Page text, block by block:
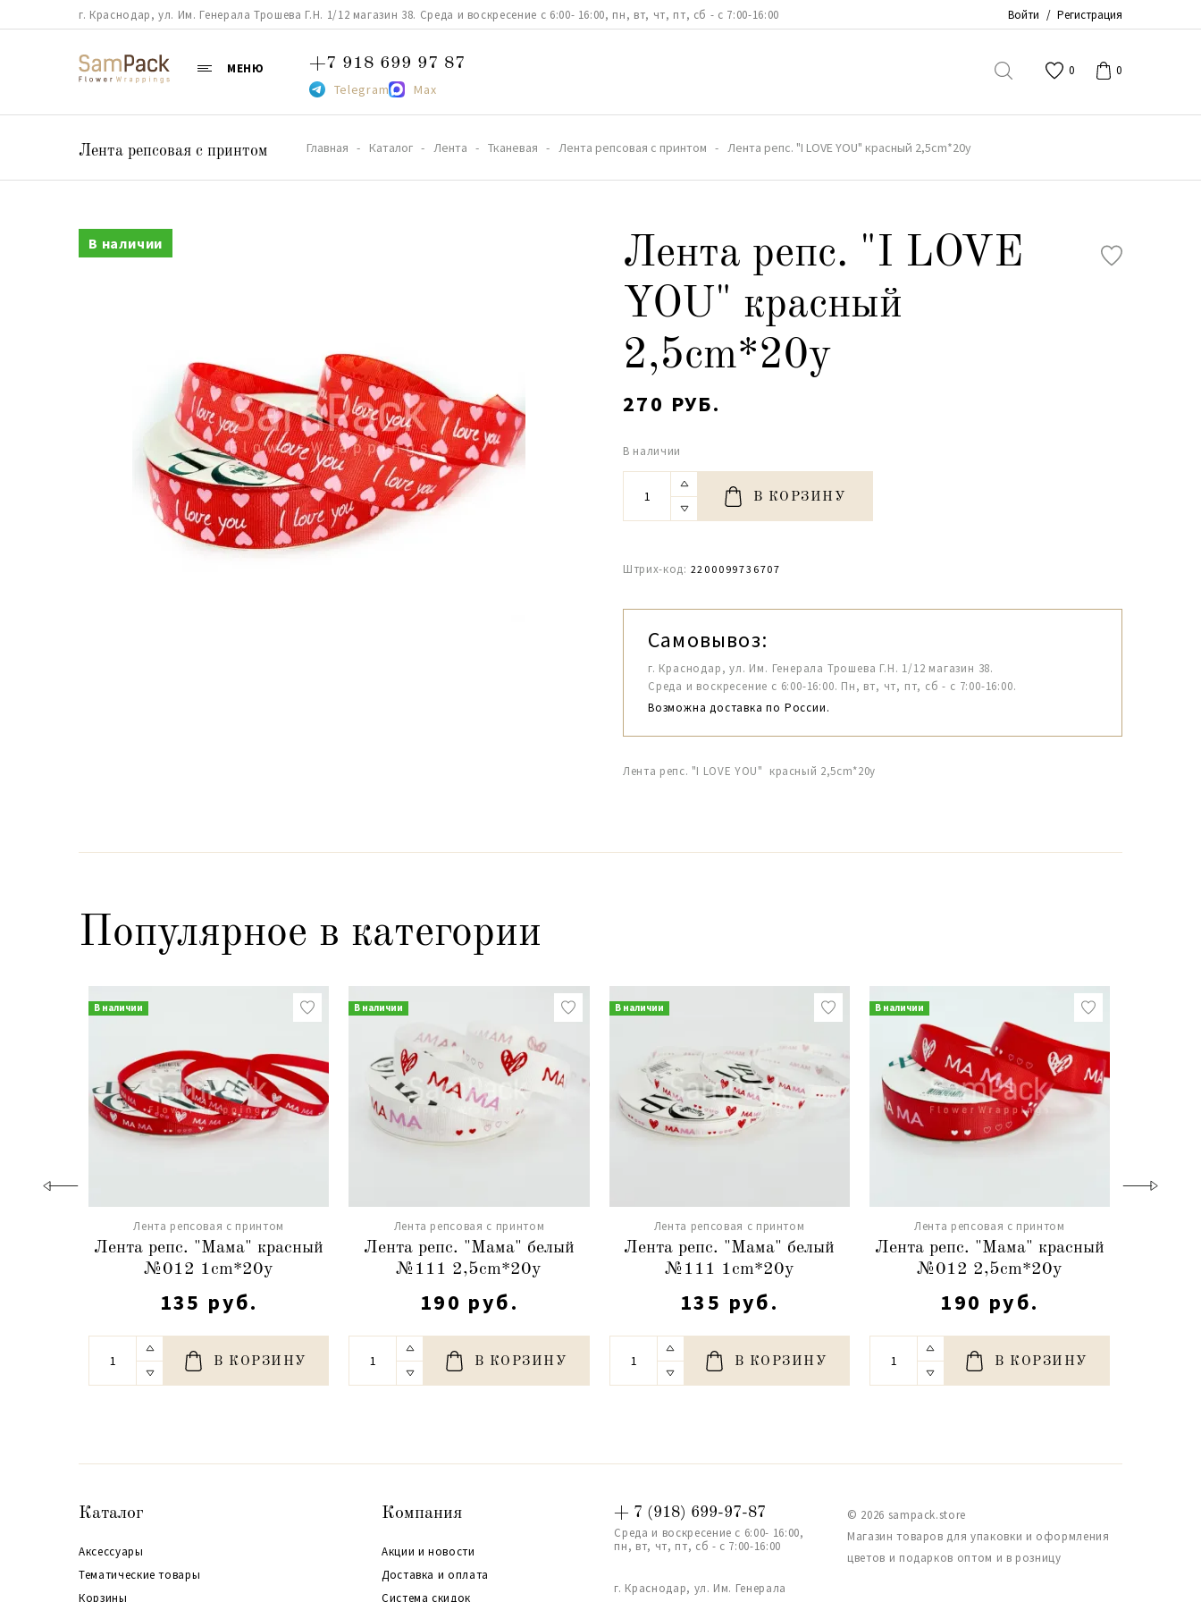
г. Краснодар, ул. Им. Генерала Трошева Г.Н. 1/12 магазин 38. Среда и воскресение с 6:00- 16:00, пн, вт, чт, пт, сб - с 7:00-16:00 Войти / Регистрация
МЕНЮ +7 918 699 97 87
Telegram Max
0 0
Лента репсовая с принтом Главная Каталог Лента Тканевая Лента репсовая с принтом Лента репс. "I LOVE YOU" красный 2,5cm*20y
В наличии
Лента репс. "I LOVE
YOU" красный
2,5cm*20y
270 РУБ.
В наличии
В КОРЗИНУ
Штрих-код: 2200099736707
Самовывоз:
г. Краснодар, ул. Им. Генерала Трошева Г.Н. 1/12 магазин 38.
Среда и воскресение с 6:00-16:00. Пн, вт, чт, пт, сб - с 7:00-16:00.
Возможна доставка по России.
Лента репс. "I LOVE YOU" красный 2,5cm*20y
Популярное в категории
В наличии
Лента репсовая с принтом
Лента репс. "Мама" красный
№012 1cm*20y
135 руб.
В КОРЗИНУ
В наличии
Лента репсовая с принтом
Лента репс. "Мама" белый
№111 2,5cm*20y
190 руб.
В КОРЗИНУ
В наличии
Лента репсовая с принтом
Лента репс. "Мама" белый
№111 1cm*20y
135 руб.
В КОРЗИНУ
В наличии
Лента репсовая с принтом
Лента репс. "Мама" красный
№012 2,5cm*20y
190 руб.
В КОРЗИНУ
Каталог
Аксессуары
Тематические товары
Корзины
Компания
Акции и новости
Доставка и оплата
Система скидок
+ 7 (918) 699-97-87
Среда и воскресение с 6:00- 16:00,
пн, вт, чт, пт, сб - с 7:00-16:00
г. Краснодар, ул. Им. Генерала
© 2026 sampack.store
Магазин товаров для упаковки и оформления
цветов и подарков оптом и в розницу